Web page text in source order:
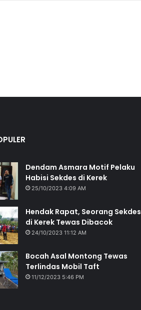
Dendam Asmara Motif Pelaku
Habisi Sekdes di Kerek
25/10/2023 4:09 AM
Hendak Rapat, Seorang Sekdes
di Kerek Tewas Dibacok
24/10/2023 11:12 AM
Bocah Asal Montong Tewas
Terlindas Mobil Taft
11/12/2023 5:46 PM